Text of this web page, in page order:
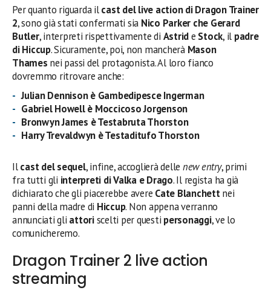
Per quanto riguarda ilcast del live action di Dragon Trainer
2, sono già stati confermati sia Nico Parker che Gerard
Butler, interpreti rispettivamente di Astride Stock, il padre
di Hiccup. Sicuramente, poi, non mancherà Mason
Thames nei passi del protagonista. Al loro fianco
dovremmo ritrovare anche:
Julian Dennison è Gambedipesce Ingerman
Gabriel Howell è Moccicoso Jorgenson
Bronwyn James è Testabruta Thorston
Harry Trevaldwyn è Testaditufo Thorston
Ilcast del sequel, infine, accoglierà delle new entry, primi
fra tutti gli interpreti di Valka e Drago. Il regista ha già
dichiarato che gli piacerebbe avere Cate Blanchettnei
panni della madre di Hiccup. Non appena verranno
annunciati gli attoriscelti per questi personaggi, ve lo
comunicheremo.
Dragon Trainer 2 live action
streaming